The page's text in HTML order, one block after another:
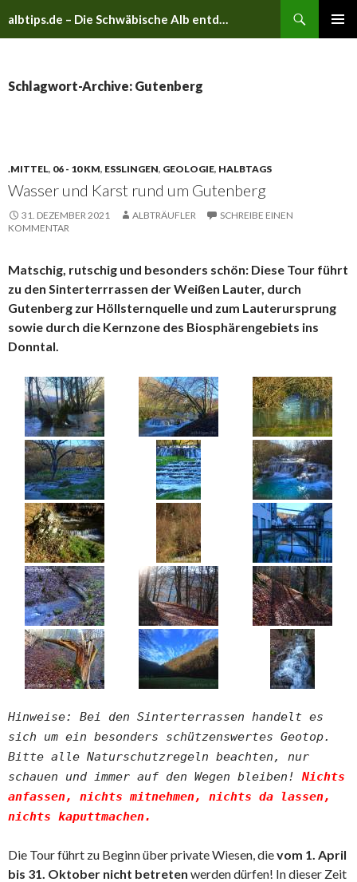
albtips.de – Die Schwäbische Alb entdecken
Schlagwort-Archive: Gutenberg
.MITTEL, 06 - 10 KM, ESSLINGEN, GEOLOGIE, HALBTAGS
Wasser und Karst rund um Gutenberg
31. DEZEMBER 2021 ALBTRÄUFLER
SCHREIBE EINEN
KOMMENTAR
Matschig, rutschig und besonders schön: Diese Tour führt
zu den Sinterterrrassen der Weißen Lauter, durch
Gutenberg zur Höllsternquelle und zum Lauterursprung
sowie durch die Kernzone des Biosphärengebiets ins
Donntal.
Hinweise: Bei den Sinterterrassen handelt es
sich um ein besonders schützenswertes Geotop.
Bitte alle Naturschutzregeln beachten, nur
schauen und immer auf den Wegen bleiben! Nichts
anfassen, nichts mitnehmen, nichts da lassen,
nichts kaputtmachen.
Die Tour führt zu Beginn über private Wiesen, dievom 1. April
bis 31. Oktober nicht betreten werden dürfen! In dieser Zeit